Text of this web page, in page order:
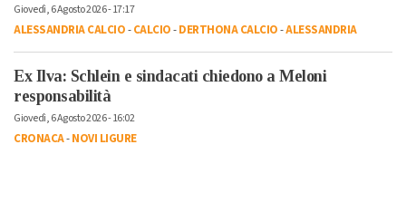
Giovedì, 6 Agosto 2026 - 17:17
ALESSANDRIA CALCIO-CALCIO-DERTHONA CALCIO-ALESSANDRIA
Ex Ilva: Schlein e sindacati chiedono a Meloni
responsabilità
Giovedì, 6 Agosto 2026 - 16:02
CRONACA-NOVI LIGURE